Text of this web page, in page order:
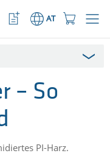
Produkte)ÖFFNEN
AT
– So
PI-Harz.